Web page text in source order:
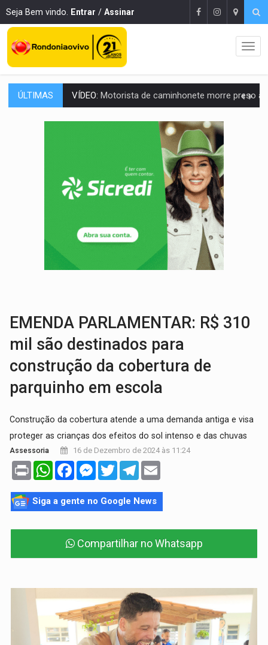
Seja Bem vindo. Entrar / Assinar
ÚLTIMAS LAZER:Seis lugares gratuitos para aproveitar o fim de semana
VÍDEO:FTICCO e Força Tática prendem membro do CV com arma e drogas
Prefeitura fortalece parceria com a APAE para ampliar ações
Exército testa inovações no combate a drones durante
TEMAS SOCIOAMBIENTAIS:Em Itapuã do Oeste, CINEMAZÔNIA leva cinema
Interior de Rondônia terá sábado (8) de calor
INFRAESTRUTURA: Após quase 30 anos de espera, asfalto chega ao
A ILHA: Coreografia de Rondônia estreia na programação do Festival de
Motorista de caminhonete morre preso às ferragens em colisão
EMENDA PARLAMENTAR: R$ 310
mil são destinados para
construção da cobertura de
parquinho em escola
Construção da cobertura atende a uma demanda antiga e visa
proteger as crianças dos efeitos do sol intenso e das chuvas
Assessoria 16 de Dezembro de 2024 às 11:24
Print WhatsAppFacebookMessenger
TwitterTelegram
Siga a gente no Google News
Compartilhar no Whatsapp